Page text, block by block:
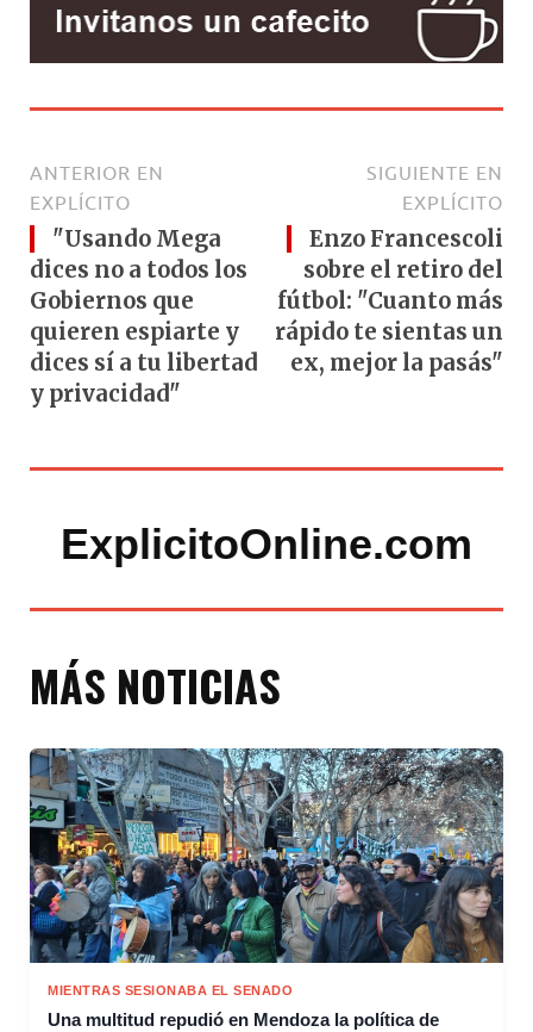
ANTERIOR EN
EXPLÍCITO
"Usando Mega
dices no a todos los
Gobiernos que
quieren espiarte y
dices sí a tu libertad
y privacidad"
SIGUIENTE EN
EXPLÍCITO
Enzo Francescoli
sobre el retiro del
fútbol: "Cuanto más
rápido te sientas un
ex, mejor la pasás"
ExplicitoOnline.com
MÁS NOTICIAS
MIENTRAS SESIONABA EL SENADO
Una multitud repudió en Mendoza la política de